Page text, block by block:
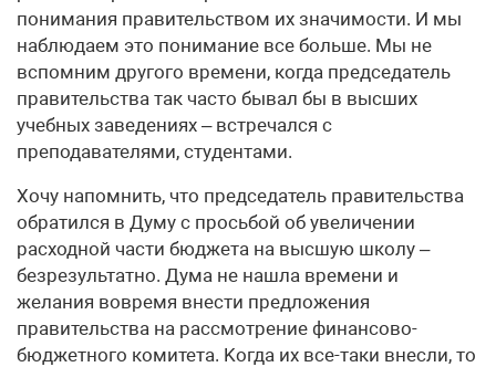
понимания правительством их значимости. И мы
наблюдаем это понимание все больше. Мы не
вспомним другого времени, когда председатель
правительства так часто бывал бы в высших
учебных заведениях – встречался с
преподавателями, студентами.
Хочу напомнить, что председатель правительства
обратился в Думу с просьбой об увеличении
расходной части бюджета на высшую школу –
безрезультатно. Дума не нашла времени и
желания вовремя внести предложения
правительства на рассмотрение финансово-
бюджетного комитета. Kогда их все-таки внесли, то